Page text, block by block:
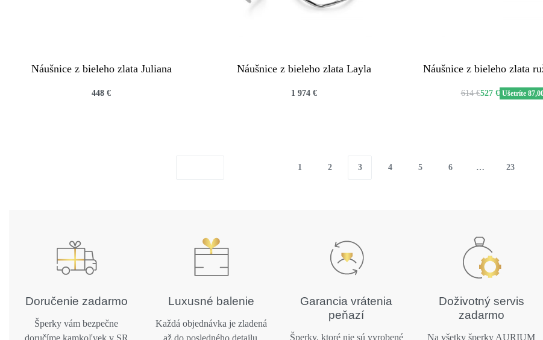
Náušnice z bieleho zlata Juliana
448 €
Náušnice z bieleho zlata Layla
1 974 €
Náušnice z bieleho zlata
614€527 € Ušetríte
1 2 3 4 5 6 … 23
Doručenie zadarmo
Šperky vám bezpečne
doručíme kamkoľvek v SR
Luxusné balenie
Každá objednávka je zladená
až do posledného detailu.
Garancia vrátenia
peňazí
Šperky, ktoré nie sú vyrobené
Doživotný servis
zadarmo
Na všetky šperky AURIUM